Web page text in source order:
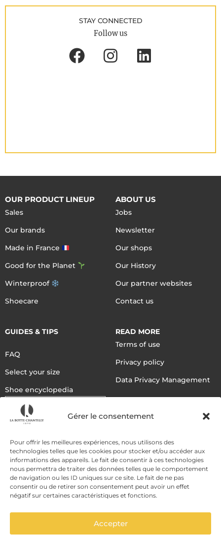
Gérer le consentement
Pour offrir les meilleures expériences, nous utilisons des
technologies telles que les cookies pour stocker et/ou accéder aux
informations des appareils. Le fait de consentir à ces technologies
nous permettra de traiter des données telles que le comportement
de navigation ou les ID uniques sur ce site. Le fait de ne pas
consentir ou de retirer son consentement peut avoir un effet
négatif sur certaines caractéristiques et fonctions.
Accepter
STAY CONNECTED
Follow us
OUR PRODUCT LINEUP
Sales
Our brands
Made in France
Good for the Planet
Winterproof
Shoecare
ABOUT US
Jobs
Newsletter
Our shops
Our History
Our partner websites
Contact us
GUIDES & TIPS
FAQ
Select your size
Shoe encyclopedia
English
READ MORE
Terms of use
Privacy policy
Data Privacy Management
DELIVERY METHODS
PAYMENT METHODS